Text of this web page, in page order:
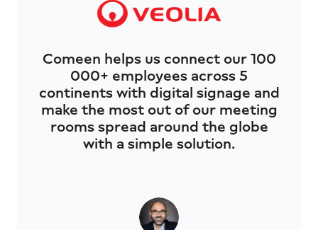
Comeen helps us connect our 100
000+ employees across 5
continents with digital signage and
make the most out of our meeting
rooms spread around the globe
with a simple solution.